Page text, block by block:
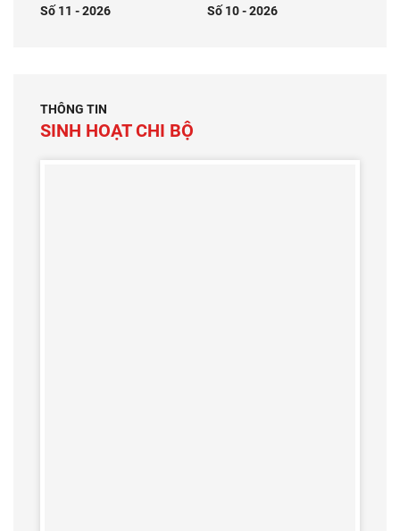
Số 11 - 2026 Số 10 - 2026
THÔNG TIN
SINH HOẠT CHI BỘ